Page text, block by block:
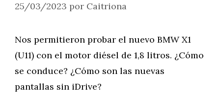
25/03/2023 por Caitriona
Nos permitieron probar el nuevo BMW X1
(U11) con el motor diésel de 1,8 litros. ¿Cómo
se conduce? ¿Cómo son las nuevas
pantallas sin iDrive?